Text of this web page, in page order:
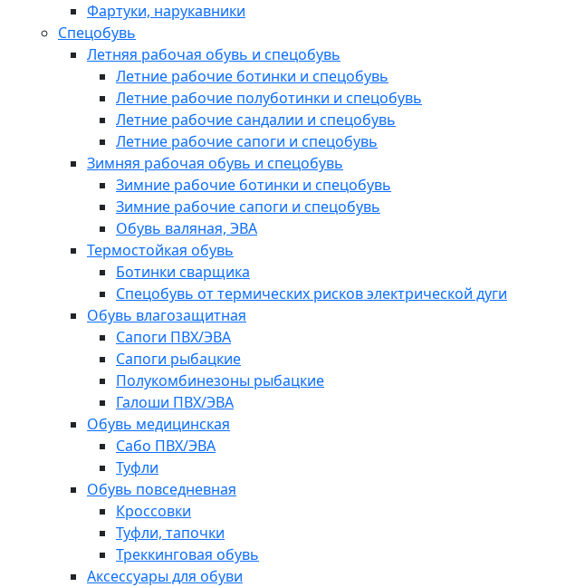
Фартуки, нарукавники
Спецобувь
Летняя рабочая обувь и спецобувь
Летние рабочие ботинки и спецобувь
Летние рабочие полуботинки и спецобувь
Летние рабочие сандалии и спецобувь
Летние рабочие сапоги и спецобувь
Зимняя рабочая обувь и спецобувь
Зимние рабочие ботинки и спецобувь
Зимние рабочие сапоги и спецобувь
Обувь валяная, ЭВА
Термостойкая обувь
Ботинки сварщика
Спецобувь от термических рисков электрической дуги
Обувь влагозащитная
Сапоги ПВХ/ЭВА
Сапоги рыбацкие
Полукомбинезоны рыбацкие
Галоши ПВХ/ЭВА
Обувь медицинская
Сабо ПВХ/ЭВА
Туфли
Обувь повседневная
Кроссовки
Туфли, тапочки
Треккинговая обувь
Аксессуары для обуви